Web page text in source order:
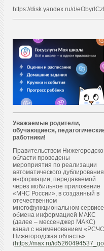
https://disk.yandex.ru/d/
Уважаемые родители,
обучающиеся,
работники!
Правительством
области проведены
мероприятия по реализации
автоматического дублирования
информации, передаваемой
через мобильное приложение
«МЧС России», в созданный в
отечественном
многофункциональном сервисе
обмена информацией МАКС
(далее – мессенджер МАКС)
канал с наименованием «РСЧС
Нижегородская область»
(https://max.ru/